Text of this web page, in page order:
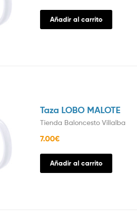
Añadir al carrito
Taza LOBO MALOTE
Tienda Baloncesto Villalba
7.00€
Añadir al carrito